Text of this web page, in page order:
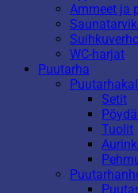
Ammeet ja
WC-harjat
Puutarha
Setit
Tuolit